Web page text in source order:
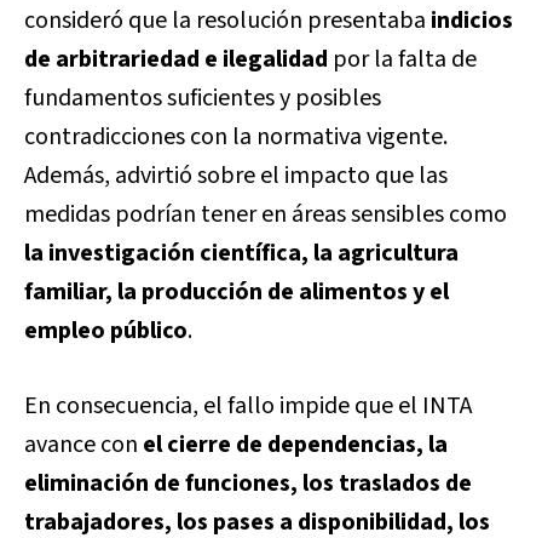
consideró que la resolución presentaba indicios
de arbitrariedad e ilegalidad por la falta de
fundamentos suficientes y posibles
contradicciones con la normativa vigente.
Además, advirtió sobre el impacto que las
medidas podrían tener en áreas sensibles como
la investigación científica, la agricultura
familiar, la producción de alimentos y el
empleo público.
En consecuencia, el fallo impide que el INTA
avance con el cierre de dependencias, la
eliminación de funciones, los traslados de
trabajadores, los pases a disponibilidad, los